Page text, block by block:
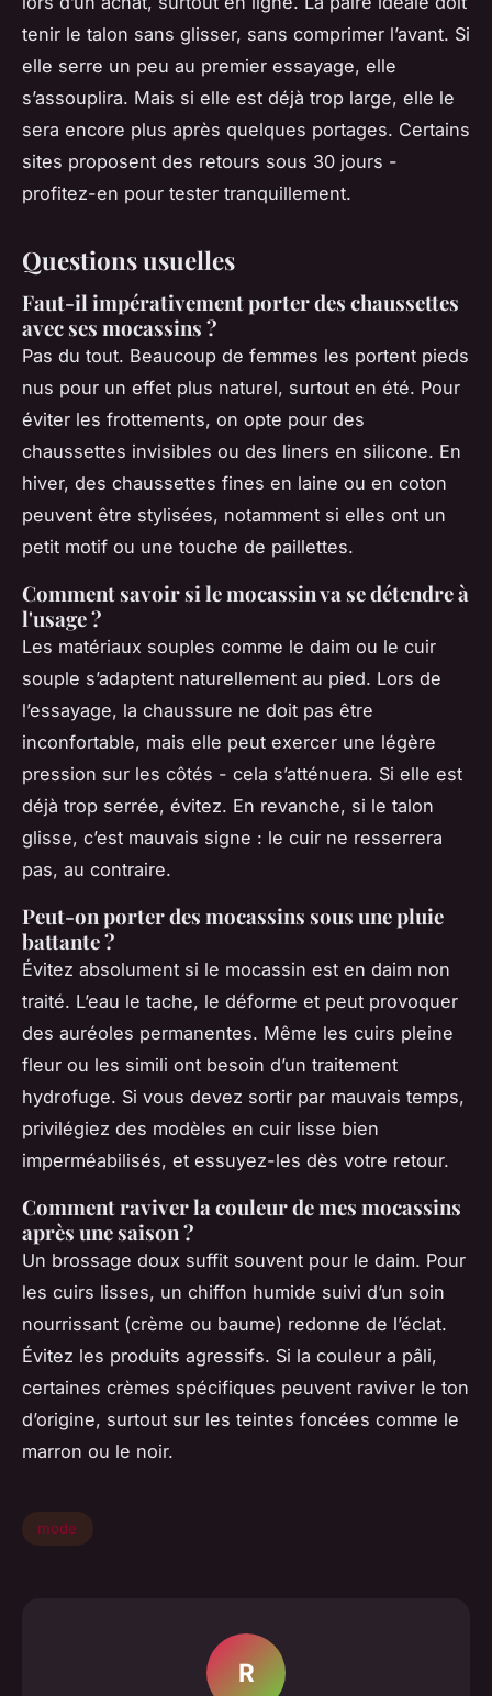
tenir le talon sans glisser, sans comprimer l’avant. Si
elle serre un peu au premier essayage, elle
s’assouplira. Mais si elle est déjà trop large, elle le
sera encore plus après quelques portages. Certains
sites proposent des retours sous 30 jours -
profitez-en pour tester tranquillement.
Questions usuelles
Faut-il impérativement porter des chaussettes
avec ses mocassins ?
Pas du tout. Beaucoup de femmes les portent pieds
nus pour un effet plus naturel, surtout en été. Pour
éviter les frottements, on opte pour des
chaussettes invisibles ou des liners en silicone. En
hiver, des chaussettes fines en laine ou en coton
peuvent être stylisées, notamment si elles ont un
petit motif ou une touche de paillettes.
Comment savoir si le mocassin va se détendre à
l'usage ?
Les matériaux souples comme le daim ou le cuir
souple s’adaptent naturellement au pied. Lors de
l’essayage, la chaussure ne doit pas être
inconfortable, mais elle peut exercer une légère
pression sur les côtés - cela s’atténuera. Si elle est
déjà trop serrée, évitez. En revanche, si le talon
glisse, c’est mauvais signe : le cuir ne resserrera
pas, au contraire.
Peut-on porter des mocassins sous une pluie
battante ?
Évitez absolument si le mocassin est en daim non
traité. L’eau le tache, le déforme et peut provoquer
des auréoles permanentes. Même les cuirs pleine
fleur ou les simili ont besoin d’un traitement
hydrofuge. Si vous devez sortir par mauvais temps,
privilégiez des modèles en cuir lisse bien
imperméabilisés, et essuyez-les dès votre retour.
Comment raviver la couleur de mes mocassins
après une saison ?
Un brossage doux suffit souvent pour le daim. Pour
les cuirs lisses, un chiffon humide suivi d’un soin
nourrissant (crème ou baume) redonne de l’éclat.
Évitez les produits agressifs. Si la couleur a pâli,
certaines crèmes spécifiques peuvent raviver le ton
d’origine, surtout sur les teintes foncées comme le
marron ou le noir.
mode
R